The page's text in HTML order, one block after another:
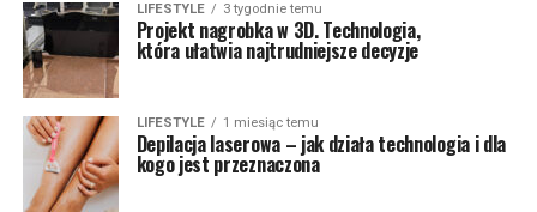
LIFESTYLE 3 tygodnie temu
Projekt nagrobka w 3D. Technologia,
która ułatwia najtrudniejsze decyzje
LIFESTYLE 1 miesiąc temu
Depilacja laserowa – jak działa technologia i dla
kogo jest przeznaczona